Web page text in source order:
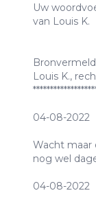
Uw
van Louis K.
Louis K.,
04-08-2022
Wacht
nog wel
04-08-2022